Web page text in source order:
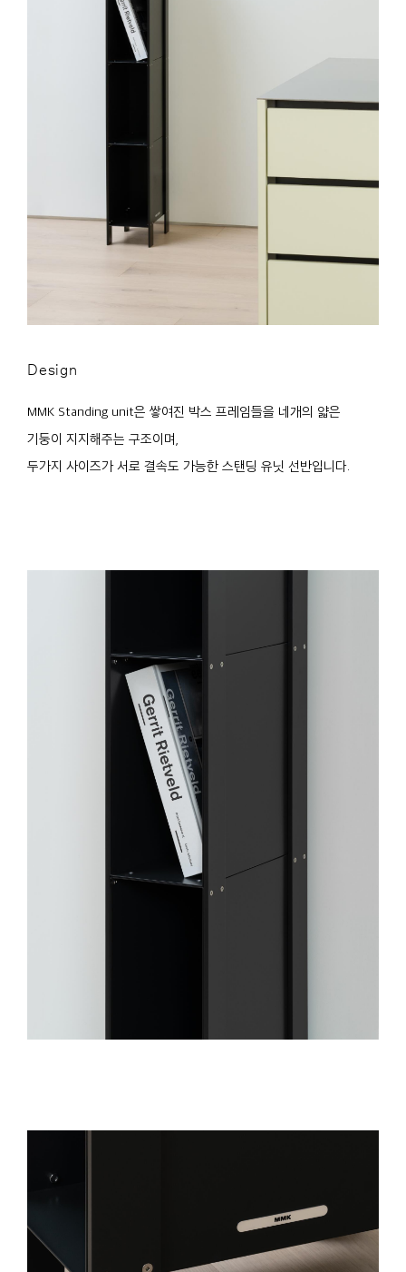
Design
MMK Standing unit은 쌓여진 박스 프레임들을 네개의 얇은
기둥이 지지해주는 구조이며,
두가지 사이즈가 서로 결속도 가능한 스탠딩 유닛 선반입니다.